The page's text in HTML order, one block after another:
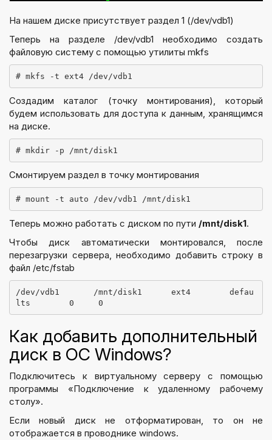
На нашем диске присутствует раздел 1 (/dev/vdb1)
Теперь на разделе /dev/vdb1 необходимо создать
файловую систему с помощью утилиты mkfs
Создадим каталог (точку монтирования), который
будем использовать для доступа к данным, хранящимся
на диске.
Смонтируем раздел в точку монтирования
Теперь можно работать с диском по пути /mnt/disk1.
Чтобы диск автоматически монтировался, после
перезагрузки сервера, необходимо добавить строку в
файл /etc/fstab
/dev/vdb1       /mnt/disk1      ext4        defau
Как добавить дополнительный
диск в ОС Windows?
Подключитесь к виртуальному серверу с помощью
программы «Подключение к удаленному рабочему
столу».
Если новый диск не отформатирован, то он не
отображается в проводнике windows.